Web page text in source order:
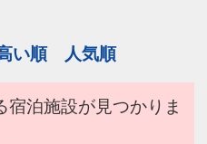
い順 人気順
宿泊施設が見つかりま